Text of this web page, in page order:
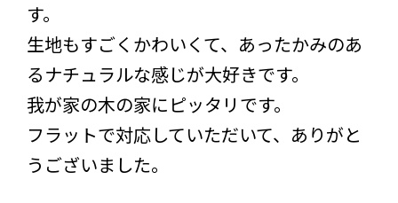
す。
生地もすごくかわいくて、あったかみのあ
るナチュラルな感じが大好きです。
我が家の木の家にピッタリです。
フラットで対応していただいて、ありがと
うございました。